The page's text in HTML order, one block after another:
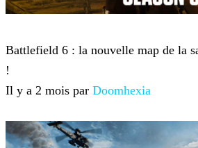
Battlefield 6 : la nouvelle map de la
!
Il y a 2 mois par Doomhexia